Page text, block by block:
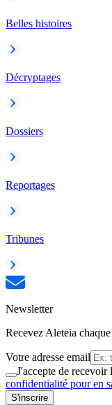
Belles histoires
Décryptages
Dossiers
Reportages
Tribunes
Newsletter
Recevez Aleteia
Votre adresse email
J'accepte de
confidentialité pour en
S'inscrire